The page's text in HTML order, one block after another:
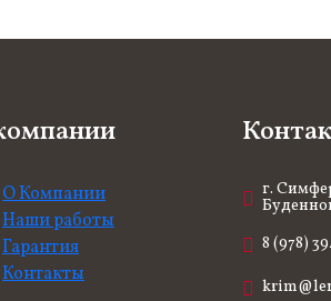
О Компании
Наши работы
Гарантия
Контакты
г.
8 (978)